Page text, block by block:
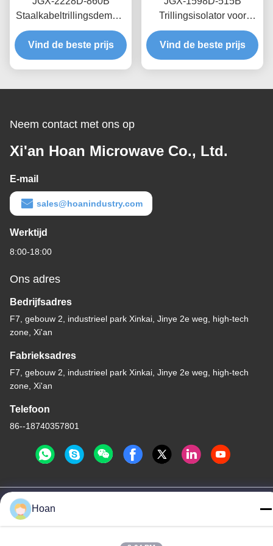
Staalkabeltrillingsdemper
Snel Prototypen Snelle
Montage Aanpasbare
Schokdemper
Vind de beste prijs
Trillingsisolator voor
draadtouw met
schaalbare laadcapaciteit
en structuurgebaseerde
Vind de beste prijs
Neem contact met ons op
Xi'an Hoan Microwave Co., Ltd.
E-mail
sales@hoanindustry.com
Werktijd
8:00-18:00
Ons adres
Bedrijfsadres
F7, gebouw 2, industrieel park Xinkai, Jinye 2e weg, high-tech
zone, Xi'an
Fabrieksadres
F7, gebouw 2, industrieel park Xinkai, Jinye 2e weg, high-tech
zone, Xi'an
Telefoon
86--18740357801
Privacybeleid|Sitemap
China Goede kwaliteit De Trillingsisolator van de draadkabel
Auteursrecht © 2024-2026 Xi'an Hoan Microwave Co., Ltd. . Alle
rechten voorbehoudena.
Hoan